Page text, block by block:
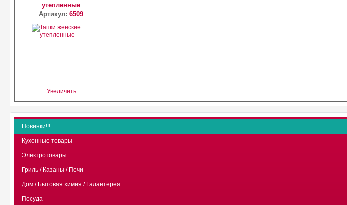
Новинки!!!
Кухонные товары
Электротовары
Гриль / Казаны / Печи
Дом / Бытовая химия / Галантерея
Посуда
утепленные
Артикул:6509
Увеличить